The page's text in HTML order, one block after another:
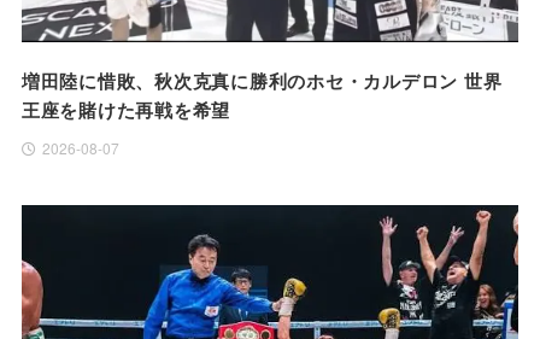
増田陸に惜敗、秋次克真に勝利のホセ・カルデロン 世界
王座を賭けた再戦を希望
2026-08-07